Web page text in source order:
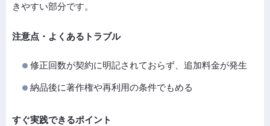
きやすい部分です。
注意点・よくあるトラブル
修正回数が契約に明記されておらず、追加料金が発生
納品後に著作権や再利用の条件でもめる
すぐ実践できるポイント